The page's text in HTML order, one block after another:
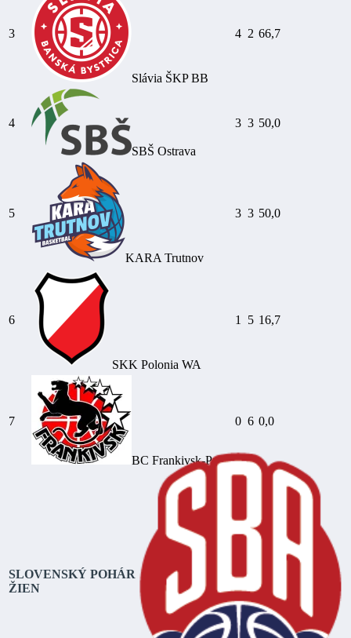
3
Slávia ŠKP BB
4 2 66,7
4
SBŠ Ostrava
3 3 50,0
5
KARA Trutnov
3 3 50,0
6
SKK Polonia WA
1 5 16,7
7
BC Frankivsk-Pryk.
0 6 0,0
SLOVENSKÝ POHÁR
ŽIEN